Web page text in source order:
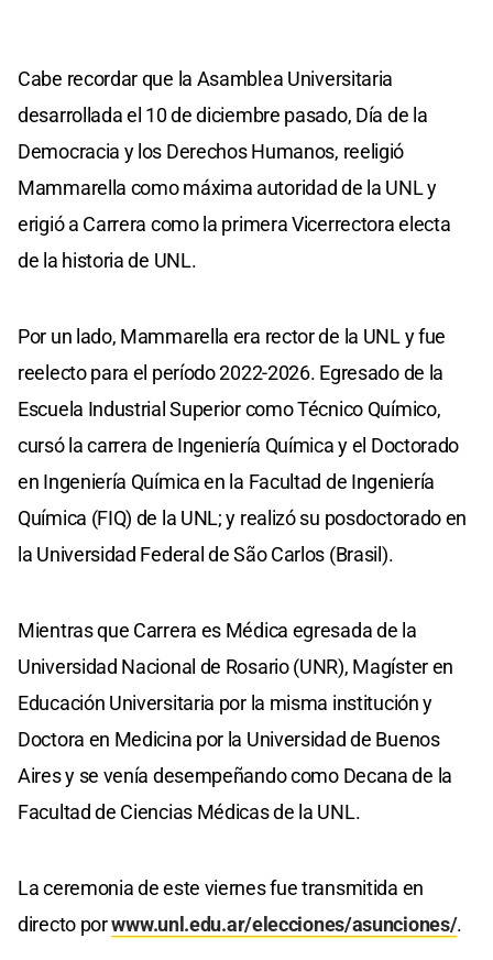
Cabe recordar que la Asamblea Universitaria
desarrollada el 10 de diciembre pasado, Día de la
Democracia y los Derechos Humanos, reeligió
Mammarella como máxima autoridad de la UNL y
erigió a Carrera como la primera Vicerrectora electa
de la historia de UNL.
Por un lado, Mammarella era rector de la UNL y fue
reelecto para el período 2022-2026. Egresado de la
Escuela Industrial Superior como Técnico Químico,
cursó la carrera de Ingeniería Química y el Doctorado
en Ingeniería Química en la Facultad de Ingeniería
Química (FIQ) de la UNL; y realizó su posdoctorado en
la Universidad Federal de São Carlos (Brasil).
Mientras que Carrera es Médica egresada de la
Universidad Nacional de Rosario (UNR), Magíster en
Educación Universitaria por la misma institución y
Doctora en Medicina por la Universidad de Buenos
Aires y se venía desempeñando como Decana de la
Facultad de Ciencias Médicas de la UNL.
La ceremonia de este viernes fue transmitida en
directo porwww.unl.edu.ar/elecciones/asunciones/.